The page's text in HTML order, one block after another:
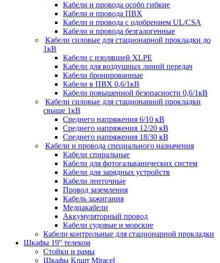
Кабели и провода особо гибкие
Кабели и провода ПВХ
Кабели и провода с одобрением UL/CSA
Кабели и провода безгалогенные
Кабели силовые для стационарной прокладки до
1кВ
Кабели c изоляцией XLPE
Кабели для воздушных линий передач
Кабели бронированные
Кабели в ПВХ 0,6/1кВ
Кабели повышенной безопасности 0,6/1кВ
Кабели силовые для стационарной прокладки
свыше 1кВ
Среднего напряжения 6/10 кВ
Среднего напряжения 12/20 кВ
Среднего напряжения 18/30 кВ
Кабели и провода специального назначения
Кабели спиральные
Кабели для фотогальванических систем
Кабели для зарядных устройств
Кабели ленточные
Провод заземления
Кабель зажигания
Медиакабели
Аккумуляторный провод
Кабели судовые и морские
Кабели контрольные для стационарной прокладки
Шкафы 19'' телеком
Стойки и рамы
Шкафы Knurr Miracel